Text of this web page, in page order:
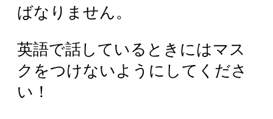
ばなりません。
英語で話しているときにはマス
クをつけないようにしてくださ
い！